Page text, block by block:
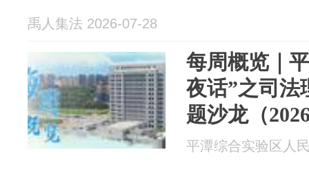
禹人集法 2026-07-28
每周概览｜
夜话”之司法
题沙龙（
平潭综合实验区人